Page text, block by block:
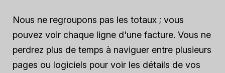
Nous ne regroupons pas les totaux ; vous
pouvez voir chaque ligne d'une facture. Vous ne
perdrez plus de temps à naviguer entre plusieurs
pages ou logiciels pour voir les détails de vos